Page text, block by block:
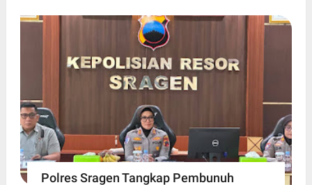
Polres Sragen Tangkap Pembunuh